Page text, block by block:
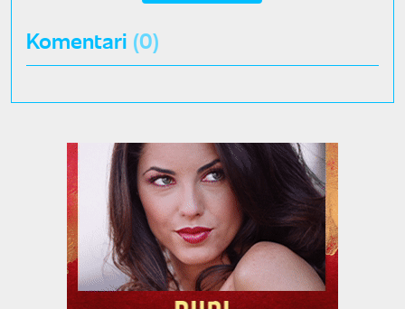
Komentari (0)